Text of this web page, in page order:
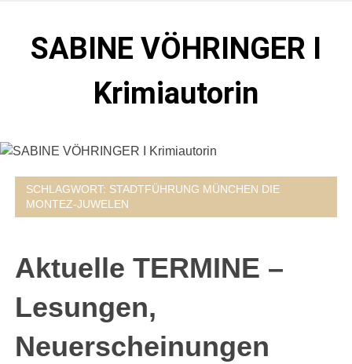
springenSABINE VÖHRINGER I
Krimiautorin
Vordergrund steht. Spielen zentral in der Münchner Altstadt.
SCHLAGWORT: STADTFÜHRUNG MÜNCHEN DIE
MONTEZ-JUWELEN
Aktuelle TERMINE –
Lesungen,
Neuerscheinungen